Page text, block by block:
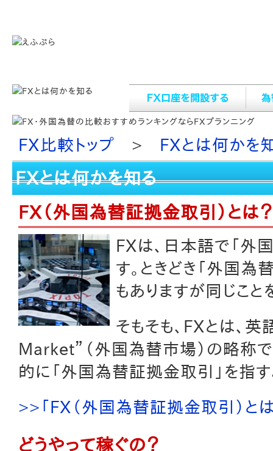
FX比較トップ > FXとは何かを
FXとは何かを知る
FX（外国為替証拠金取引）とは？
FXは、日本語で「外
す。ときどき「外国為
もありますが同じこと
そもそも、FXとは、
Market”（外国為替市場）の略称で
的に「外国為替証拠金取引」を指す
>>「FX（外国為替証拠金取引）と
どうやって稼ぐの？